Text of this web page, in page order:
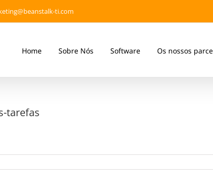
ti.com
Home Sobre Nós Software Os nossos
tarefas